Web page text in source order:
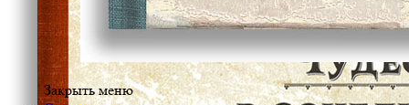
Закрыть меню